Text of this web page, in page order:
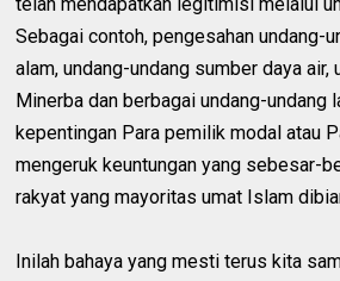
Sebagai contoh, pengesahan undang-
alam, undang-undang sumber daya air,
Minerba dan berbagai undang-undang
kepentingan Para pemilik modal atau
mengeruk keuntungan yang sebesar-
rakyat yang mayoritas umat Islam
Inilah bahaya yang mesti terus kita